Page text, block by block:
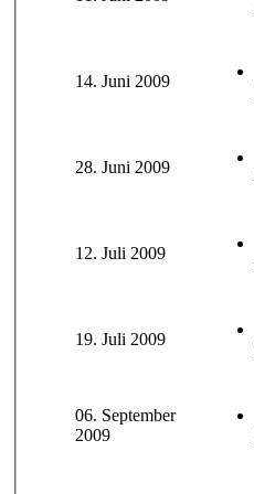
14. Juni 2009
28. Juni 2009
12. Juli 2009
19. Juli 2009
06. September
2009